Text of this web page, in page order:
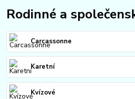
Rodinné a
Carcassonne
Karetní
Kvízové